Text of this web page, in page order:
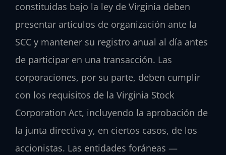
constituidas bajo la ley de Virginia deben
presentar artículos de organización ante la
SCC y mantener su registro anual al día antes
de participar en una transacción. Las
corporaciones, por su parte, deben cumplir
con los requisitos de la Virginia Stock
Corporation Act, incluyendo la aprobación de
la junta directiva y, en ciertos casos, de los
accionistas. Las entidades foráneas —